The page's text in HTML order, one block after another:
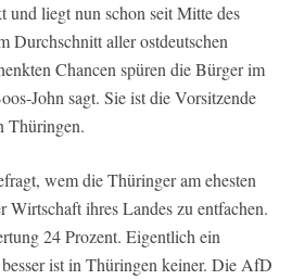
und liegt nun schon seit Mitte des
Durchschnitt aller ostdeutschen
Chancen spüren die Bürger im
John sagt. Sie ist die Vorsitzende
Thüringen.
wem die Thüringer am ehesten
Wirtschaft ihres Landes zu entfachen.
24 Prozent. Eigentlich ein
ist in Thüringen keiner. Die AfD